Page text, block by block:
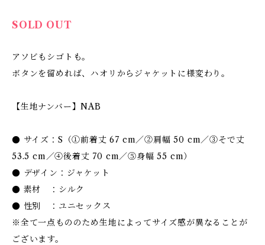
SOLD OUT
アソビもシゴトも。
ボタンを留めれば、ハオリからジャケットに様変わり。
【生地ナンバー】NAB
● サイズ：S（①前着丈 67 cm／②肩幅 50 cm／③そで丈
53.5 cm／④後着丈 70 cm／⑤身幅 55 cm）
● デザイン：ジャケット
● 素材 ：シルク
● 性別 ：ユニセックス
※全て一点もののため生地によってサイズ感が異なることが
ございます。